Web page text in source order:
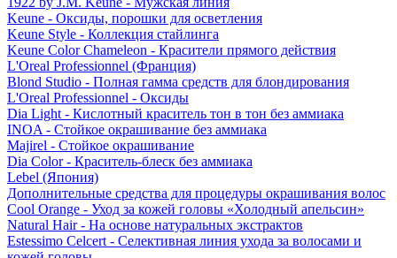
Keune - Оксиды, порошки для осветления
Keune Style - Коллекция стайлинга
Keune Color Chameleon - Красители прямого действия
L'Oreal Professionnel (Франция)
Blond Studio - Полная гамма средств для блондирования
L'Oreal Professionnel - Оксиды
Dia Light - Кислотный краситель тон в тон без аммиака
INOA - Стойкое окрашивание без аммиака
Majirel - Стойкое окрашивание
Dia Color - Краситель-блеск без аммиака
Lebel (Япония)
Дополнительные средства для процедуры окрашивания волос
Cool Orange - Уход за кожей головы «Холодный апельсин»
Natural Hair - На основе натуральных экстрактов
Estessimo Celcert - Селективная линия ухода за волосами и